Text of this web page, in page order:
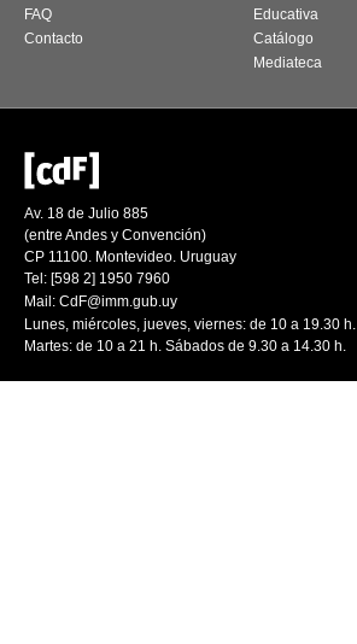
FAQ
Contacto
Educativa
Catálogo
Mediateca
Av. 18 de Julio 885
(entre Andes y Convención)
CP 11100. Montevideo. Uruguay
Tel: [598 2] 1950 7960
Mail: CdF@imm.gub.uy
Lunes, miércoles, jueves, viernes: de 10 a 19.30 h.
Martes: de 10 a 21 h. Sábados de 9.30 a 14.30 h.